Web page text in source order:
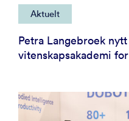
Aktuelt
Petra Langebroek
vitenskapsakademi